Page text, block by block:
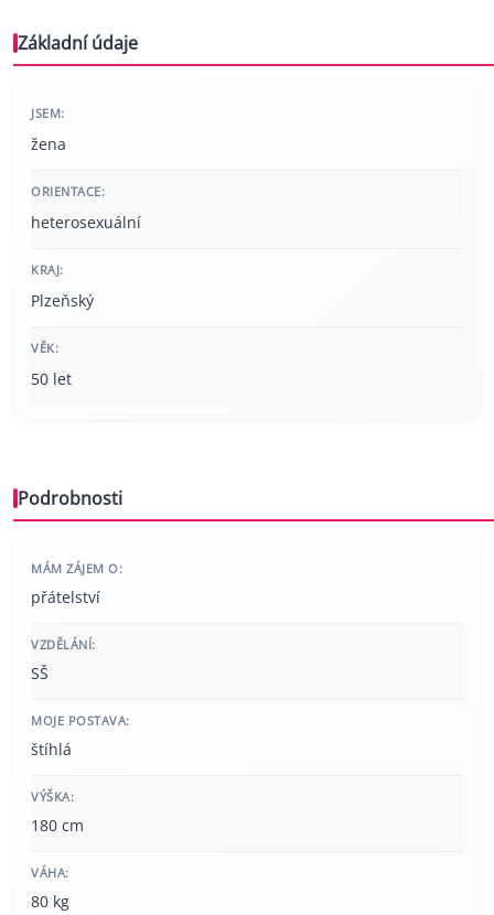
Základní údaje
JSEM:
žena
ORIENTACE:
heterosexuální
KRAJ:
Plzeňský
VĚK:
50 let
Podrobnosti
MÁM ZÁJEM O:
přátelství
VZDĚLÁNÍ:
SŠ
MOJE POSTAVA:
štíhlá
VÝŠKA:
180 cm
VÁHA:
80 kg